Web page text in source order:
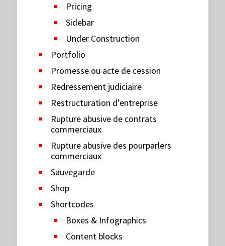
Pricing
Sidebar
Under Construction
Portfolio
Promesse ou acte de cession
Redressement judiciaire
Restructuration d’entreprise
Rupture abusive de contrats
commerciaux
Rupture abusive des pourparlers
commerciaux
Sauvegarde
Shop
Shortcodes
Boxes & Infographics
Content blocks